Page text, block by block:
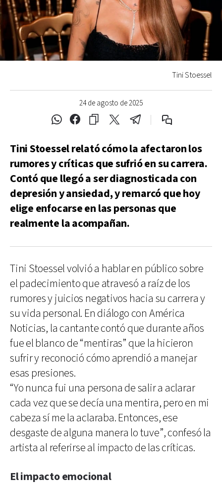
24 de agosto de 2025
Tini Stoessel
Tini Stoessel relató cómo la afectaron los
rumores y críticas que sufrió en su carrera.
Contó que llegó a ser diagnosticada con
depresión y ansiedad, y remarcó que hoy
elige enfocarse en las personas que
realmente la acompañan.
Tini Stoessel volvió a hablar en público sobre
el padecimiento que atravesó a raíz de los
rumores y juicios negativos hacia su carrera y
su vida personal. En diálogo con América
Noticias, la cantante contó que durante años
fue el blanco de “mentiras” que la hicieron
sufrir y reconoció cómo aprendió a manejar
esas presiones.
“Yo nunca fui una persona de salir a aclarar
cada vez que se decía una mentira, pero en mi
cabeza sí me la aclaraba. Entonces, ese
desgaste de alguna manera lo tuve”, confesó la
artista al referirse al impacto de las críticas.
El impacto emocional